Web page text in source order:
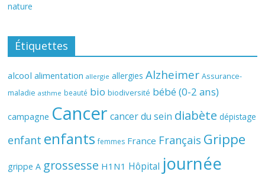
nature
Étiquettes
alcool alimentation allergie allergies Alzheimer Assurance-
maladie asthme beauté bio biodiversité bébé (0-2 ans)
campagne Cancer cancer du sein diabète dépistage
enfant enfants femmes France Français Grippe
grippe A grossesse H1N1 Hôpital journée